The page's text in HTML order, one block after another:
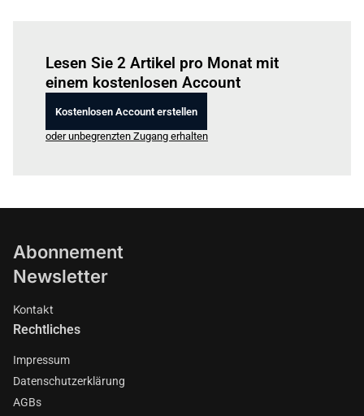
Lesen Sie 2 Artikel pro Monat mit
einem kostenlosen Account
Kostenlosen Account erstellen
oder unbegrenzten Zugang erhalten
Abonnement
Newsletter
Kontakt
Rechtliches
Impressum
Datenschutzerklärung
AGBs